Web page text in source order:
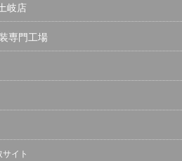
岐店
専門工場
イト